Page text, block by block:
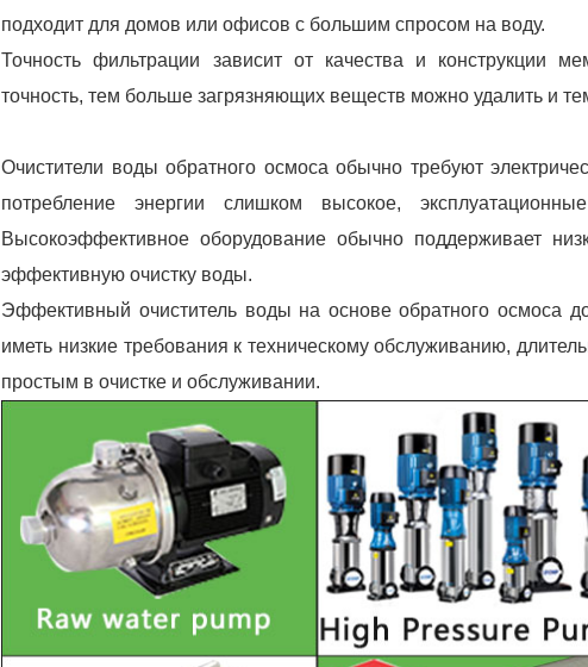
подходит для домов или офисов с большим спросом на воду.
Точность фильтрации зависит от качества и конструкции
точность, тем больше загрязняющих веществ можно удалить и
Очистители воды обратного осмоса обычно требуют
потребление энергии слишком высокое,
Высокоэффективное оборудование обычно поддерживает
эффективную очистку воды.
Эффективный очиститель воды на основе обратного осмоса
иметь низкие требования к техническому обслуживанию,
простым в очистке и обслуживании.